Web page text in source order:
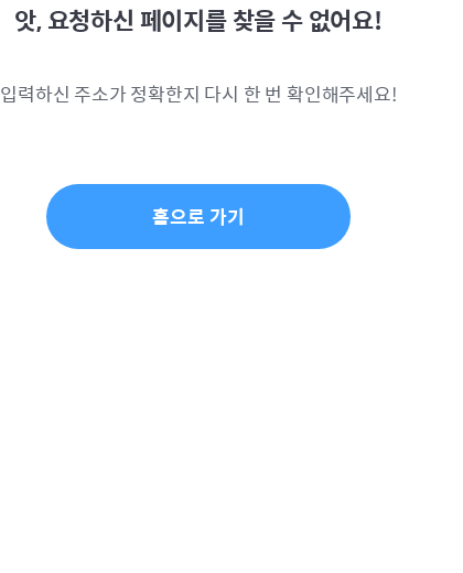
앗, 요청하신 페이지를 찾을 수 없어요!
입력하신 주소가 정확한지 다시 한 번 확인해주세요!
홈으로 가기